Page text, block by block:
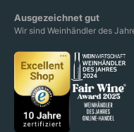
Ausgezeichnet gut
Wir sind Weinhändler des